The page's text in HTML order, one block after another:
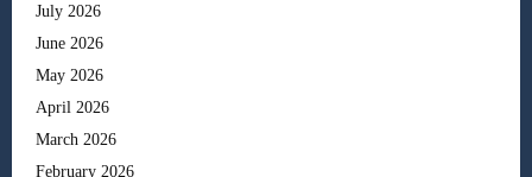
July 2026
June 2026
May 2026
April 2026
March 2026
February 2026